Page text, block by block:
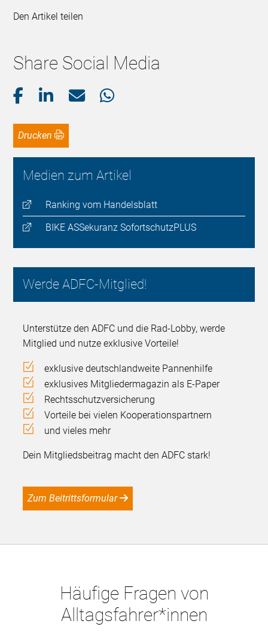
Den Artikel teilen
Share Social Media
Drucken
Medien zum Artikel
Ranking vom Handelsblatt
BIKE ASSekuranz SofortschutzPLUS
Werde ADFC-Mitglied!
Unterstütze den ADFC und die Rad-Lobby, werde
Mitglied und nutze exklusive Vorteile!
exklusive deutschlandweite Pannenhilfe
exklusives Mitgliedermagazin als E-Paper
Rechtsschutzversicherung
Vorteile bei vielen Kooperationspartnern
und vieles mehr
Dein Mitgliedsbeitrag macht den ADFC stark!
Zum Beitrittsformular
Häufige Fragen von
Alltagsfahrer*innen